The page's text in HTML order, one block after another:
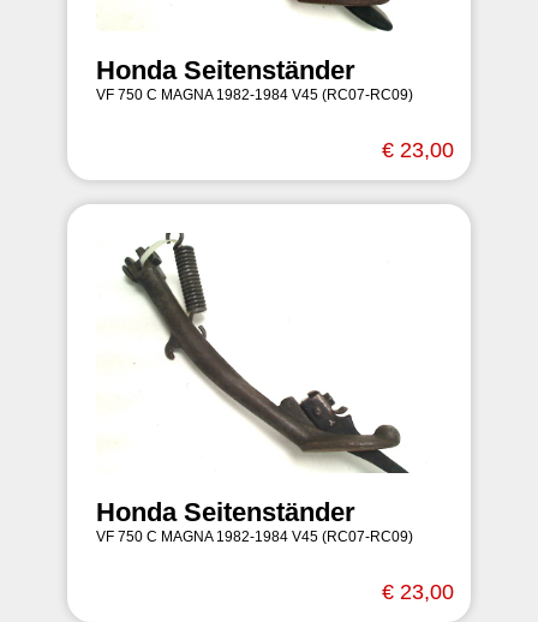
Honda Seitenständer
VF 750 C MAGNA 1982-1984 V45 (RC07-RC09)
€ 23,00
Honda Seitenständer
VF 750 C MAGNA 1982-1984 V45 (RC07-RC09)
€ 23,00